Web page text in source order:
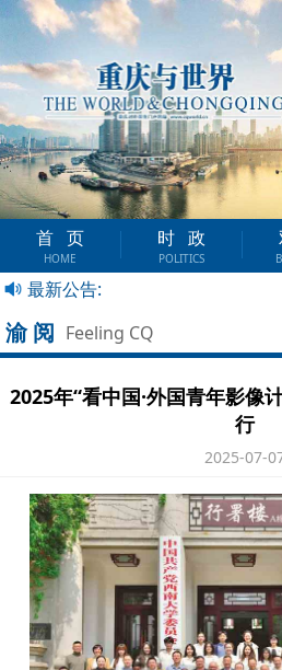
首页
HOME
时政
POLITICS
最新公告:
渝阅 Feeling CQ
2025年“看中国·外国青年影像
行
2025-07-